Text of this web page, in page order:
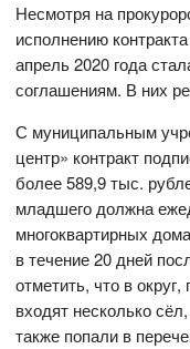
Несмотря на
исполнению
апрель 2020 года
соглашениям. В них
С муниципальным
центр» контракт
более 589,9 тыс.
младшего должна
многоквартирных
в течение 20 дней
отметить, что в
входят несколько
также попали в